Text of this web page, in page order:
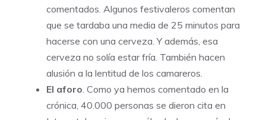
comentados. Algunos festivaleros comentan
que se tardaba una media de 25 minutos para
hacerse con una cerveza. Y además, esa
cerveza no solía estar fría. También hacen
alusión a la lentitud de los camareros.
El aforo. Como ya hemos comentado en la
crónica, 40.000 personas se dieron cita en